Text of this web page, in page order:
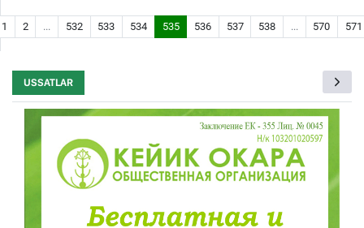
1 2 ... 532 533 534 535 536 537 538 ... 570 571
USSATLAR